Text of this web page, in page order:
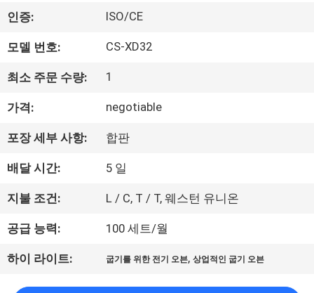
면
리
에
대
하
여
공
인증: ISO/CE
모델 번호: CS-XD32
최소 주문 수량: 1
가격: negotiable
포장 세부 사항: 합판
배달 시간: 5 일
지불 조건: L / C, T / T, 웨스턴 유니온
공급 능력: 100 세트/월
하이 라이트: 굽기를 위한 전기 오븐,상업적인 굽기 오븐